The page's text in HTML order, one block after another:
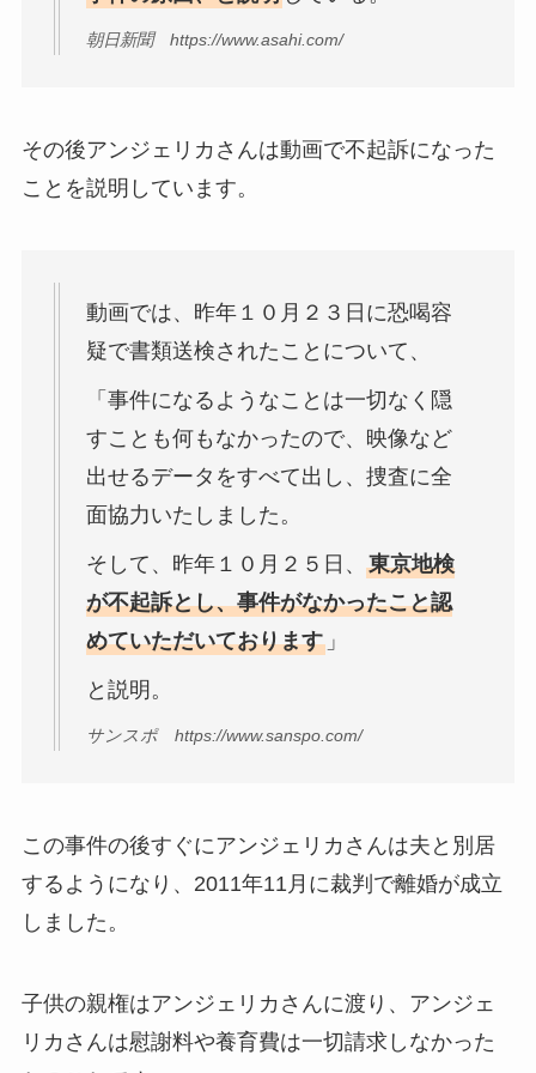
朝日新聞 https://www.asahi.com/
その後アンジェリカさんは動画で不起訴になった
ことを説明しています。
動画では、昨年１０月２３日に恐喝容
疑で書類送検されたことについて、
「事件になるようなことは一切なく隠
すことも何もなかったので、映像など
出せるデータをすべて出し、捜査に全
面協力いたしました。
そして、昨年１０月２５日、 東京地検
が不起訴とし、事件がなかったこと認
めていただいております」
と説明。
サンスポ https://www.sanspo.com/
この事件の後すぐにアンジェリカさんは夫と別居
するようになり、2011年11月に裁判で離婚が成立
しました。
子供の親権はアンジェリカさんに渡り、アンジェ
リカさんは慰謝料や養育費は一切請求しなかった